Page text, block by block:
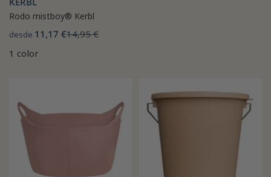
Rodo mistboy® Kerbl
desde 11,17 €14,95 €
1 color